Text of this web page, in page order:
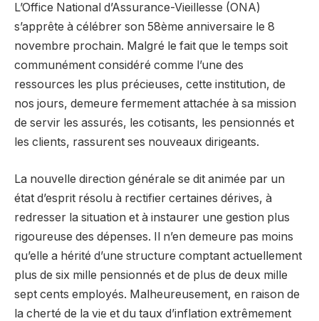
L’Office National d’Assurance-Vieillesse (ONA)
s’apprête à célébrer son 58ème anniversaire le 8
novembre prochain. Malgré le fait que le temps soit
communément considéré comme l’une des
ressources les plus précieuses, cette institution, de
nos jours, demeure fermement attachée à sa mission
de servir les assurés, les cotisants, les pensionnés et
les clients, rassurent ses nouveaux dirigeants.
La nouvelle direction générale se dit animée par un
état d’esprit résolu à rectifier certaines dérives, à
redresser la situation et à instaurer une gestion plus
rigoureuse des dépenses. Il n’en demeure pas moins
qu’elle a hérité d’une structure comptant actuellement
plus de six mille pensionnés et de plus de deux mille
sept cents employés. Malheureusement, en raison de
la cherté de la vie et du taux d’inflation extrêmement